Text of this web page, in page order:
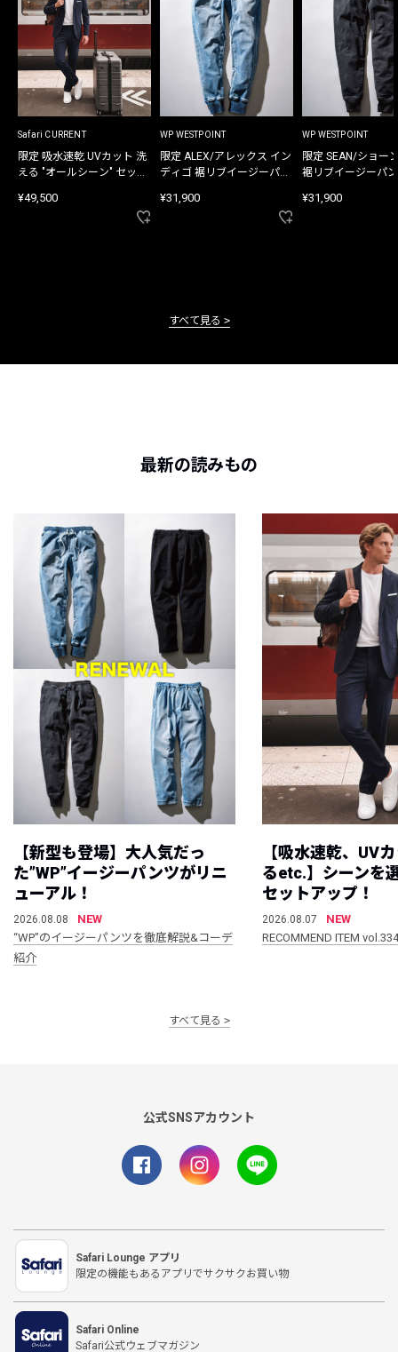
Safari CURRENT
限定 吸水速乾 UVカット 洗
える "オールシーン" セット
¥49,500
WP WESTPOINT
限定 ALEX/アレックス イン
ディゴ 裾リブイージーパン
¥31,900
WP WESTPOINT
限定 SEAN/ショー
裾リブイージーパ
¥31,900
すべて見る
最新の読みもの
【新型も登場】大人気だっ
た”WP”イージーパンツがリニ
ューアル！
2026.08.08
NEW
“WP”のイージーパンツを徹底解説&コーデ
紹介
【吸水速乾、UV
るetc.】シーンを
セットアップ！
2026.08.07
NEW
RECOMMEND ITEM vol.334
すべて見る
公式SNSアカウント
Safari Lounge アプリ
限定の機能もあるアプリでサクサクお買い物
Safari Online
Safari公式ウェブマガジン